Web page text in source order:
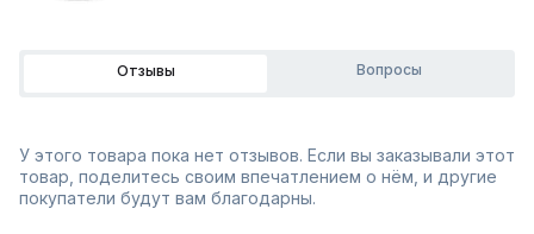
Отзывы Вопросы
У этого товара пока нет отзывов. Если вы заказывали этот
товар, поделитесь своим впечатлением о нём, и другие
покупатели будут вам благодарны.